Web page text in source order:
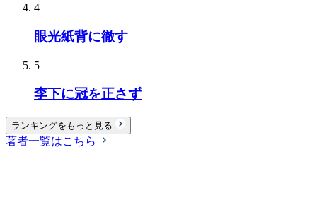
4
眼光紙背に徹す
5
李下に冠を正さず
ランキングをもっと見る
著者一覧はこちら